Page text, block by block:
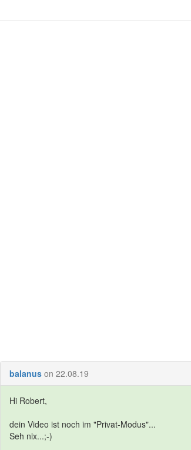
balanus on 22.08.19
Hi Robert,
dein Video ist noch im "Privat-Modus"...
Seh nix...;-)